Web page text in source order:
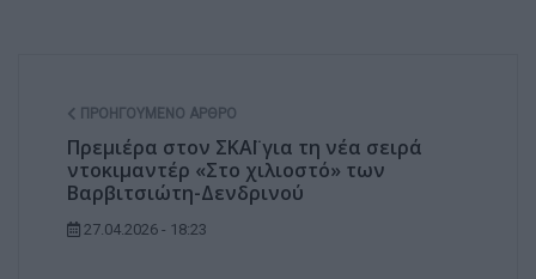
ΠΡΟΗΓΟΎΜΕΝΟ ΆΡΘΡΟ
Πρεμιέρα στον ΣΚΑΪ για τη νέα σειρά
ντοκιμαντέρ «Στο χιλιοστό» των
Βαρβιτσιώτη-Δενδρινού
27.04.2026 - 18:23